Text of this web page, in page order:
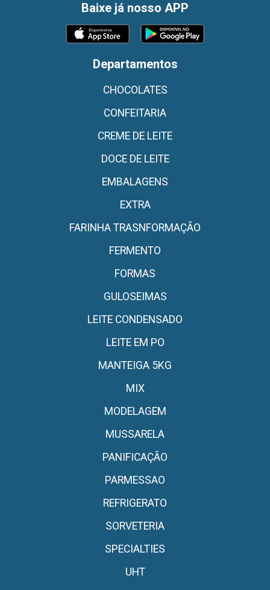
Baixe já nosso APP
Departamentos
CHOCOLATES
CONFEITARIA
CREME DE LEITE
DOCE DE LEITE
EMBALAGENS
EXTRA
FARINHA TRASNFORMAÇÃO
FERMENTO
FORMAS
GULOSEIMAS
LEITE CONDENSADO
LEITE EM PO
MANTEIGA 5KG
MIX
MODELAGEM
MUSSARELA
PANIFICAÇÃO
PARMESSAO
REFRIGERATO
SORVETERIA
SPECIALTIES
UHT